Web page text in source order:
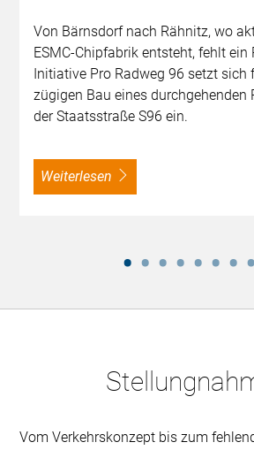
Von Bärnsdorf nach Rähnitz, wo
ESMC-Chipfabrik entsteht, fehlt ein
Initiative Pro Radweg 96 setzt sich
zügigen Bau eines durchgehenden
der Staatsstraße S96 ein.
weiterlesen
Vom Verkehrskonzept bis zum